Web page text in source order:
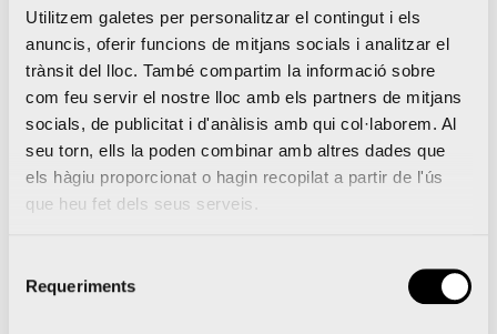
Utilitzem galetes per personalitzar el contingut i els
anuncis, oferir funcions de mitjans socials i analitzar el
trànsit del lloc. També compartim la informació sobre
com feu servir el nostre lloc amb els partners de mitjans
socials, de publicitat i d'anàlisis amb qui col·laborem. Al
seu torn, ells la poden combinar amb altres dades que
els hàgiu proporcionat o hagin recopilat a partir de l'ús
que heu fet dels seus serveis.
Requeriments
Amb tot, aquest referent del sector energètic
facilita el camí cap a la
Marató València Trinidad
Alfonso EDP, la millor prova de la seua categoria
segons la Real Federació Espanyola d’Atletisme
(RFEA) i l’única reconeguda amb l’